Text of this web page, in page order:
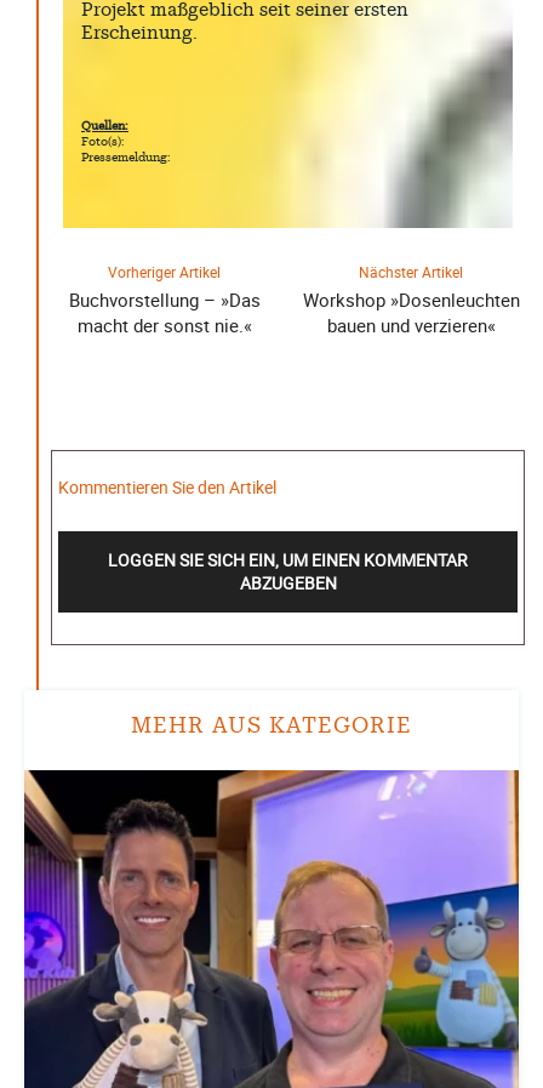
MEHR AUS KATEGORIE
Projekt maßgeblich seit seiner ersten
Erscheinung.
Quellen:
Foto(s):
Pressemeldung:
Vorheriger Artikel
Buchvorstellung – »Das
macht der sonst nie.«
Nächster Artikel
Workshop »Dosenleuchten
bauen und verzieren«
Kommentieren Sie den Artikel
LOGGEN SIE SICH EIN, UM EINEN KOMMENTAR
ABZUGEBEN